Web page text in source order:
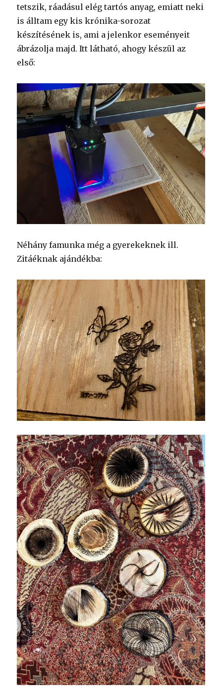
tetszik, ráadásul elég tartós anyag, emiatt neki
is álltam egy kis krónika-sorozat
készítésének is, ami a jelenkor eseményeit
ábrázolja majd. Itt látható, ahogy készül az
első:
Néhány famunka még a gyerekeknek ill.
Zitáéknak ajándékba: